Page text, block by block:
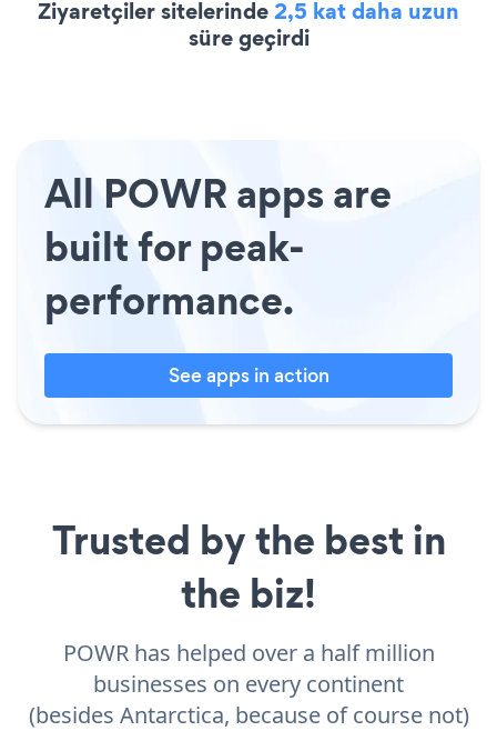
Ziyaretçiler sitelerinde2,5 kat daha uzun
süre geçirdi
All POWR apps are
built for peak-
performance.
See apps in action
Trusted by the best in
the biz!
POWR has helped over a half million
businesses on every continent
(besides Antarctica, because of course not)